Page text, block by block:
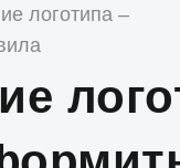
логотипа –